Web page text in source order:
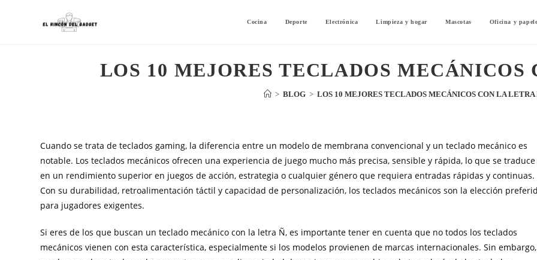
Cocina Deporte Electrónica Limpieza y hogar Mascotas Oficina y
LOS 10 MEJORES TECLADOS MECÁNICOS
> BLOG > LOS 10 MEJORES TECLADOS MECÁNICOS CON LA LETRA
Cuando se trata de teclados gaming, la diferencia entre un modelo de membrana convencional y un teclado mecánico es
notable. Los teclados mecánicos ofrecen una experiencia de juego mucho más precisa, sensible y rápida, lo que se traduce
en un rendimiento superior en juegos de acción, estrategia o cualquier género que requiera entradas rápidas y continuas.
Con su durabilidad, retroalimentación táctil y capacidad de personalización, los teclados mecánicos son la elección
para jugadores exigentes.
Si eres de los que buscan un teclado mecánico con la letra Ñ, es importante tener en cuenta que no todos los teclados
mecánicos vienen con esta característica, especialmente si los modelos provienen de marcas internacionales. Sin embargo,